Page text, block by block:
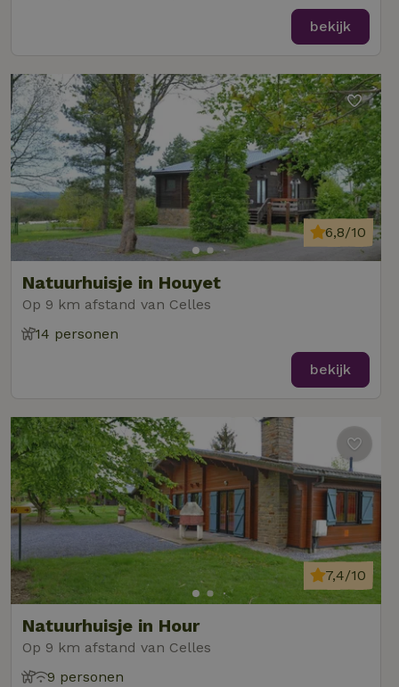
bekijk
Natuurhuisje in Houyet
Op 9 km afstand van Celles
6,8/10
14 personen
bekijk
Natuurhuisje in Hour
Op 9 km afstand van Celles
7,4/10
9 personen